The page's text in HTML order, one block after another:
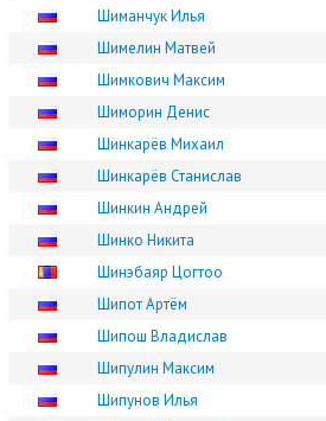
Шиманчук Илья
Шимелин Матвей
Шимкович Максим
Шиморин Денис
Шинкарёв Михаил
Шинкарёв Станислав
Шинкин Андрей
Шинко Никита
Шинэбаяр Цогтоо
Шипот Артём
Шипош Владислав
Шипулин Максим
Шипунов Илья